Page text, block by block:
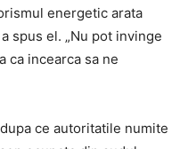
energetic arata
spus el. „Nu pot invinge
ca incearca sa ne
ce autoritatile numite